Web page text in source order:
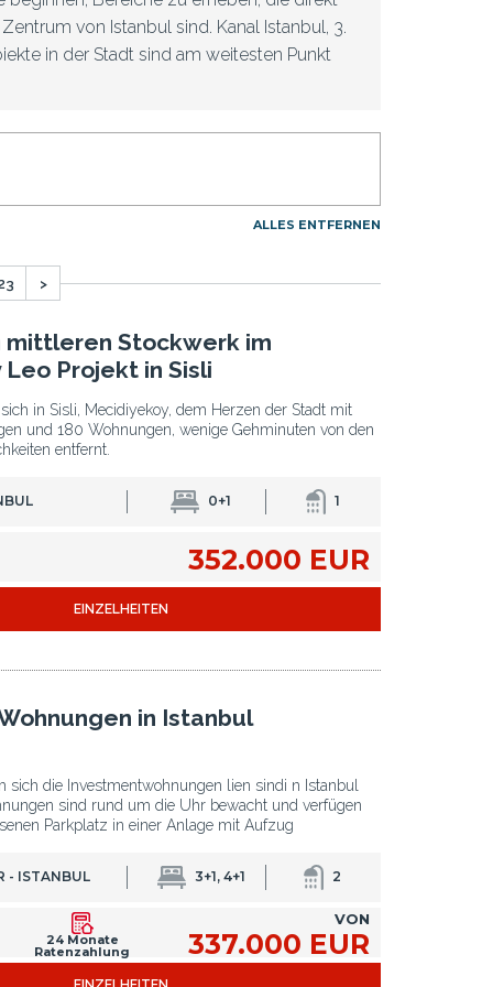
von Istanbul sind. Kanal Istanbul, 3.
in der Stadt sind am weitesten Punkt
aus der Stadt zurückgezogen. Diese
für diejenigen, die in Istanbul investieren
die Immobilieninvestitionen in Istanbul und
der Stadt
und Stadterneuerungsgebiete
stark beeinflussen. Die Dichte der
der Stadt. Catalca, Arnavutköy, Besiktas,
offen sind. Die Grundstücke in
Sinne einen hohen Wert haben.
des Interesses. Zu den erschlossenen
die Grundstückspreise hier in den
Grundstückspreise in der Türkei
investieren wollen. Bahçelievler,
Investitionen in Istanbul, Türkei,tätigen
Investitionen in Wohnimmobilien
auf der asiatischen Seite.
ALLES ENTFERNEN
>
mittleren Stockwerk im
Projekt in Sisli
in Sisli, Mecidiyekoy, dem Herzen der Stadt mit
und 180 Wohnungen, wenige Gehminuten von den
entfernt.
0+1 1
352.000 EUR
EINZELHEITEN
in Istanbul
sich die Investmentwohnungen lien sindi n Istanbul
sind rund um die Uhr bewacht und verfügen
Parkplatz in einer Anlage mit Aufzug
- ISTANBUL 3+1, 4+1 2
24 Monate
Ratenzahlung
VON
337.000 EUR